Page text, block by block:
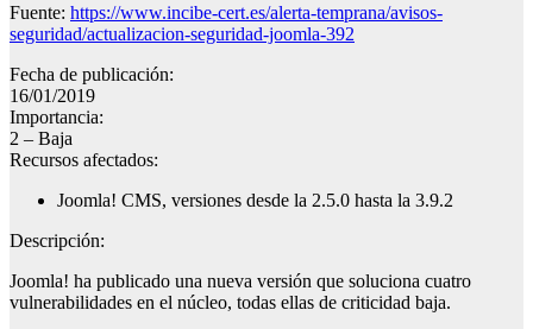
Fuente: https://www.incibe-cert.es/alerta-temprana/avisos-
seguridad/actualizacion-seguridad-joomla-392
Fecha de publicación:
16/01/2019
Importancia:
2 – Baja
Recursos afectados:
Joomla! CMS, versiones desde la 2.5.0 hasta la 3.9.2
Descripción:
Joomla! ha publicado una nueva versión que soluciona cuatro
vulnerabilidades en el núcleo, todas ellas de criticidad baja.